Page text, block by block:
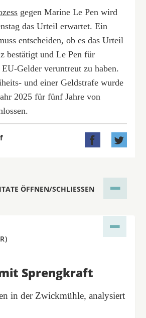
gegen Marine Le Pen wird
das Urteil erwartet. Ein
entscheiden, ob es das Urteil
bestätigt und Le Pen für
Gelder veruntreut zu haben.
und einer Geldstrafe wurde
2025 für fünf Jahre von
 
ÖFFNEN/SCHLIESSEN
Sprengkraft
in der Zwickmühle, analysiert